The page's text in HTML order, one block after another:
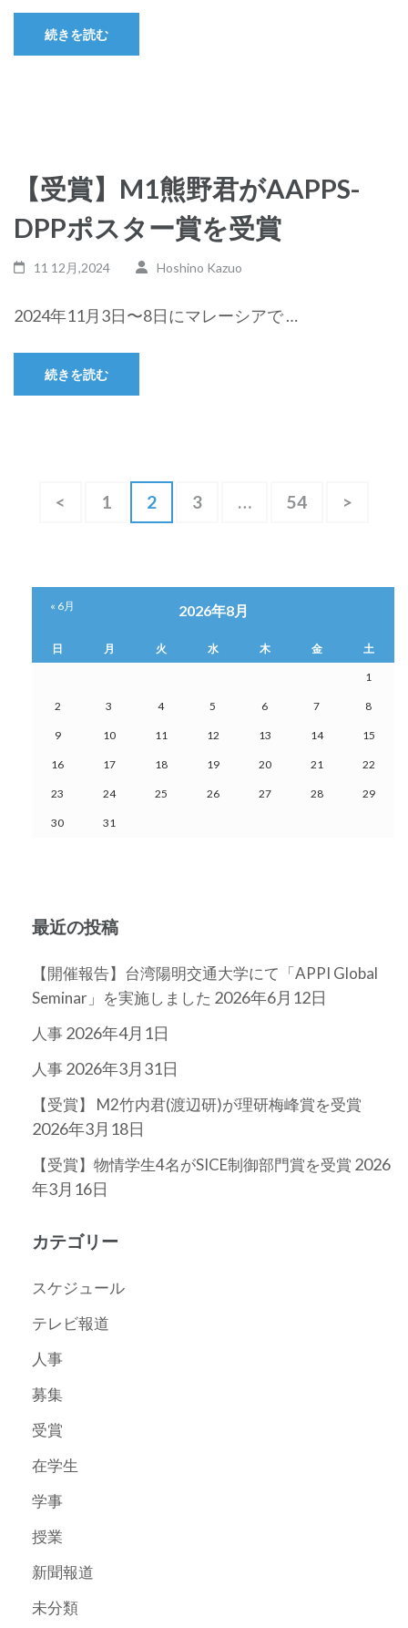
続きを読む
【受賞】M1熊野君がAAPPS-
DPPポスター賞を受賞
11 12月,2024 Hoshino Kazuo
2024年11月3日〜8日にマレーシアで …
続きを読む
<
固
1
固
定
2
固
ジ
3 …
固
54 >
2026年8月
日 月 火 水 木 金 土
1
2 3 4 5 6 7 8
9 10 11 12 13 14 15
16 17 18 19 20 21 22
23 24 25 26 27 28 29
30 31
« 6月
最近の投稿
【開催報告】台湾陽明交通大学にて「APPI Global
Seminar」を実施しました 2026年6月12日
人事2026年4月1日
人事2026年3月31日
【受賞】 M2竹内君(渡辺研)が理研梅峰賞を受賞
2026年3月18日
【受賞】物情学生4名がSICE制御部門賞を受賞 2026
年3月16日
カテゴリー
スケジュール
テレビ報道
人事
募集
受賞
在学生
学事
授業
新聞報道
未分類